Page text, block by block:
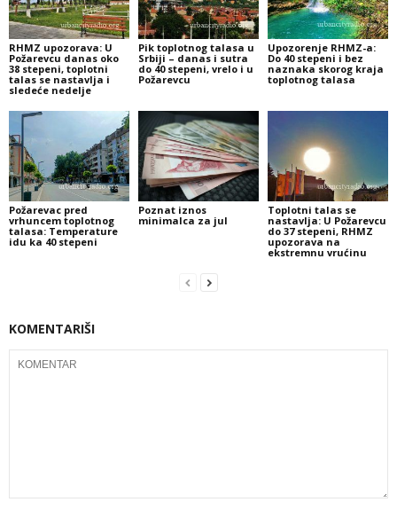
RHMZ upozorava: U
Požarevcu danas oko
38 stepeni, toplotni
talas se nastavlja i
sledeće nedelje
Pik toplotnog talasa u
Srbiji – danas i sutra
do 40 stepeni, vrelo i u
Požarevcu
Upozorenje RHMZ-a:
Do 40 stepeni i bez
naznaka skorog kraja
toplotnog talasa
Požarevac pred
vrhuncem toplotnog
talasa: Temperature
idu ka 40 stepeni
Poznat iznos
minimalca za jul
Toplotni talas se
nastavlja: U Požarevcu
do 37 stepeni, RHMZ
upozorava na
ekstremnu vrućinu
KOMENTARIŠI